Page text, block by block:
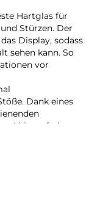
Hartglas für
Stürzen. Der
Display, sodass
sehen kann. So
vor
Dank eines
blasenfrei.